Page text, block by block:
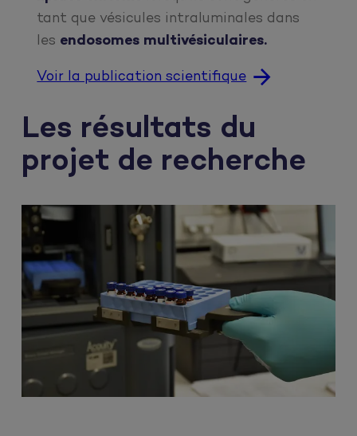
tant que vésicules intraluminales dans
les endosomes multivésiculaires.
Voir la publication scientifique
Les résultats du
projet de recherche